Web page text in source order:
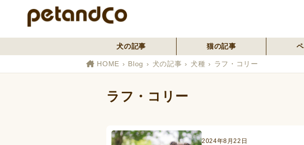
犬の記事 猫の記事
HOME Blog 犬の記事 犬種 ラフ・コリー
ラフ・コリー
2024年8月22日